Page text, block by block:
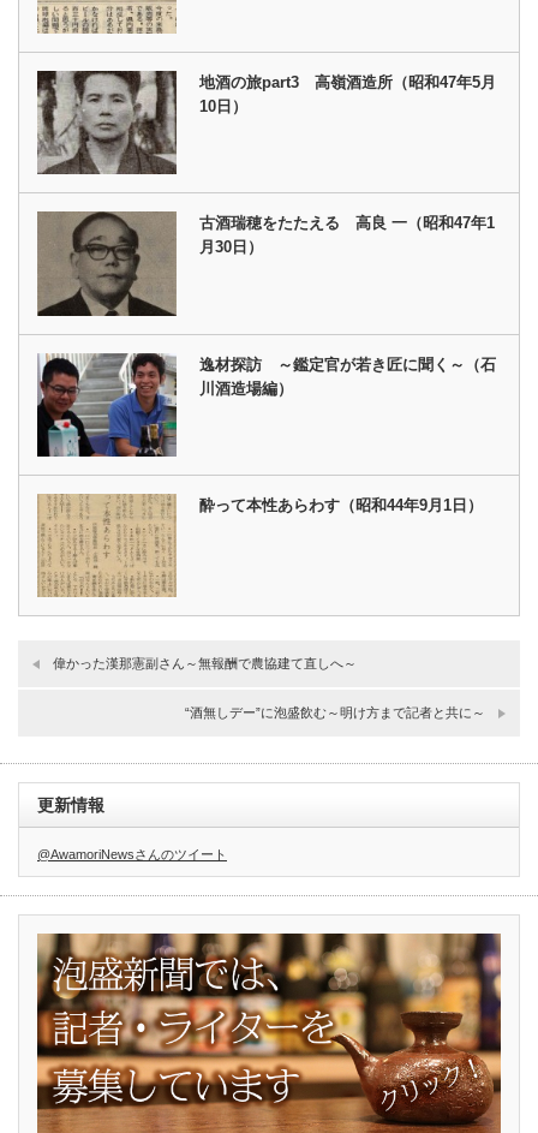
地酒の旅part3 高嶺酒造所（昭和47年5月
10日）
古酒瑞穂をたたえる 高良 一（昭和47年1
月30日）
逸材探訪 ～鑑定官が若き匠に聞く～（石
川酒造場編）
酔って本性あらわす（昭和44年9月1日）
偉かった漢那憲副さん～無報酬で農協建て直しへ～
“酒無しデー”に泡盛飲む～明け方まで記者と共に～
更新情報
@AwamoriNewsさんのツイート